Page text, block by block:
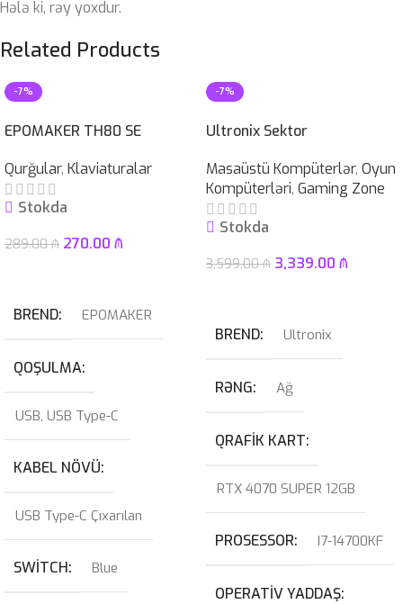
Hələ ki, rəy yoxdur.
Related Products
-7%
EPOMAKER TH80 SE
Qurğular, Klaviaturalar
Stokda
289.00₼ 270.00 ₼
BREND EPOMAKER
QOŞULMA
USB, USB Type-C
KABEL NÖVÜ
USB Type-C Çıxarılan
SWITCH Blue
-7%
Ultronix Sektor
Masaüstü Kompüterlər, Oyun
Kompüterləri, Gaming Zone
Stokda
3,599.00₼ 3,339.00 ₼
BREND Ultronix
RƏNG Ağ
QRAFIK KART
RTX 4070 SUPER 12GB
PROSESSOR I7-14700KF
OPERATIV YADDAŞ